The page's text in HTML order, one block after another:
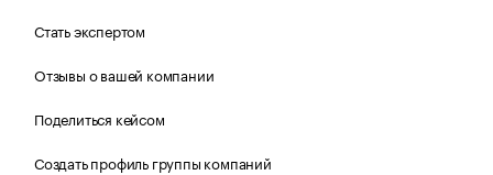
Стать экспертом
Отзывы о вашей компании
Поделиться кейсом
Создать профиль группы компаний